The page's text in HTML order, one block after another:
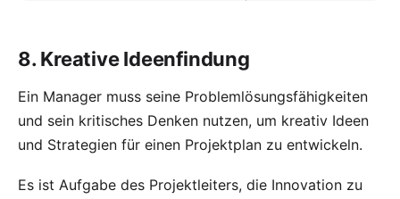
8. Kreative Ideenfindung
Ein Manager muss seine Problemlösungsfähigkeiten
und sein kritisches Denken nutzen, um kreativ Ideen
und Strategien für einen Projektplan zu entwickeln.
Es ist Aufgabe des Projektleiters, die Innovation zu